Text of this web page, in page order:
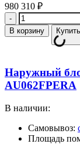
980 310 ₽
Количество
В корзину
Наружный
AU062FPERA
В наличии:
Самовывоз:
Площадь